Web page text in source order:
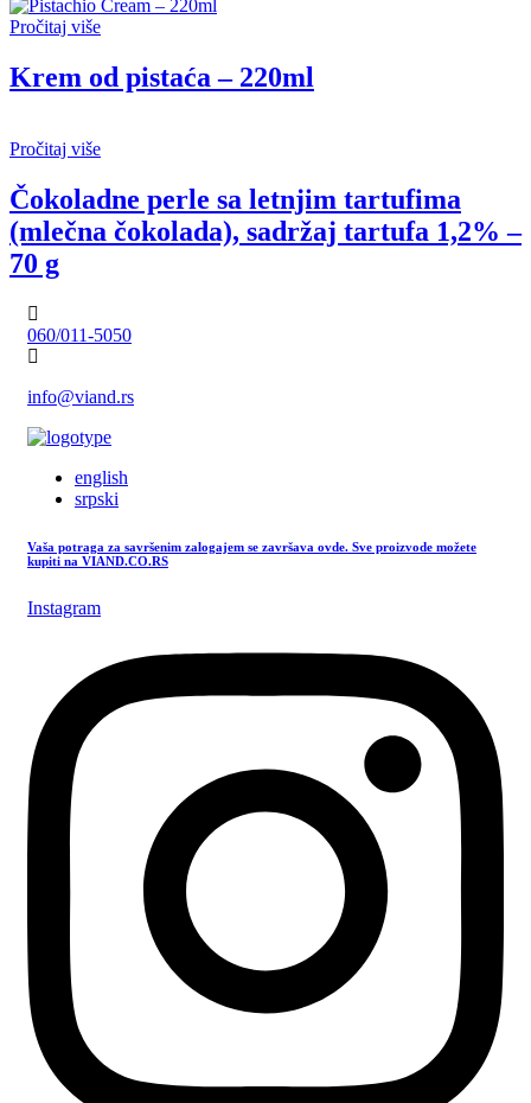
Pročitaj više
Krem od pistaća – 220ml
Pročitaj više
Čokoladne perle sa letnjim tartufima
(mlečna čokolada), sadržaj tartufa 1,2% –
70 g
060/011-5050
info@viand.rs
english
srpski
Vaša potraga za savršenim zalogajem se završava ovde. Sve proizvode možete
kupiti na VIAND.CO.RS
Instagram